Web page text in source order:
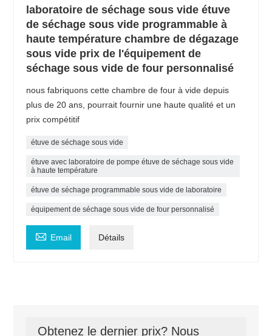
laboratoire de séchage sous vide étuve
de séchage sous vide programmable à
haute température chambre de dégazage
sous vide prix de l'équipement de
séchage sous vide de four personnalisé
nous fabriquons cette chambre de four à vide depuis
plus de 20 ans, pourrait fournir une haute qualité et un
prix compétitif
étuve de séchage sous vide
étuve avec laboratoire de pompe étuve de séchage sous vide
à haute température
étuve de séchage programmable sous vide de laboratoire
équipement de séchage sous vide de four personnalisé
 Email Détails
Obtenez le dernier prix? Nous